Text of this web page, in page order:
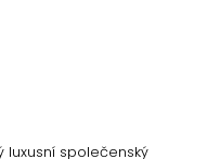
luxusní společenský